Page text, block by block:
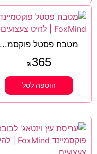
מטבח פסטל פוקסמ...
₪365
הוספה לסל